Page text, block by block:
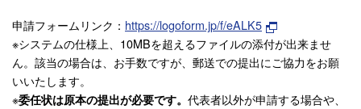
申請フォームリンク： https://logoform.jp/f/eALK5
※システムの仕様上、10MBを超えるファイルの添付が出来ませ
ん。該当の場合は、お手数ですが、郵送での提出にご協力をお願
いいたします。
※委任状は原本の提出が必要です。 代表者以外が申請する場合や、